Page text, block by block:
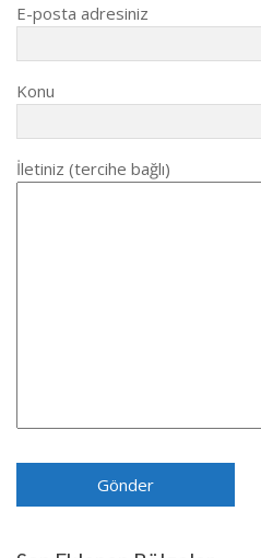
E-posta adresiniz
Konu
İletiniz (tercihe bağlı)